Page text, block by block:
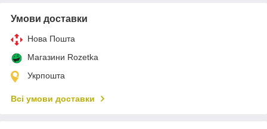
Умови доставки
Нова Пошта
Магазини Rozetka
Укрпошта
Всі умови доставки